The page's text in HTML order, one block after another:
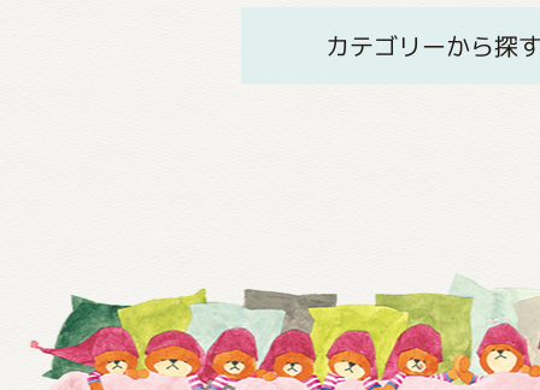
カテゴリーから探